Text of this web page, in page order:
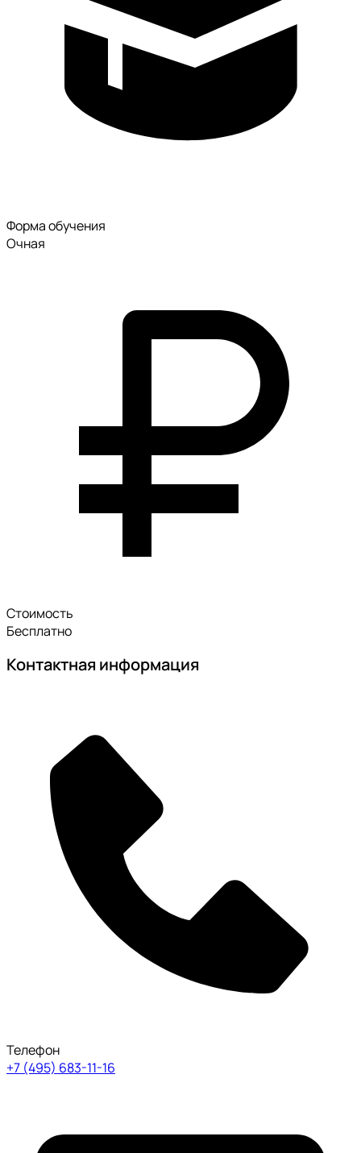
Форма обучения
Очная
Стоимость
Бесплатно
Контактная информация
Телефон
+7 (495) 683-11-16